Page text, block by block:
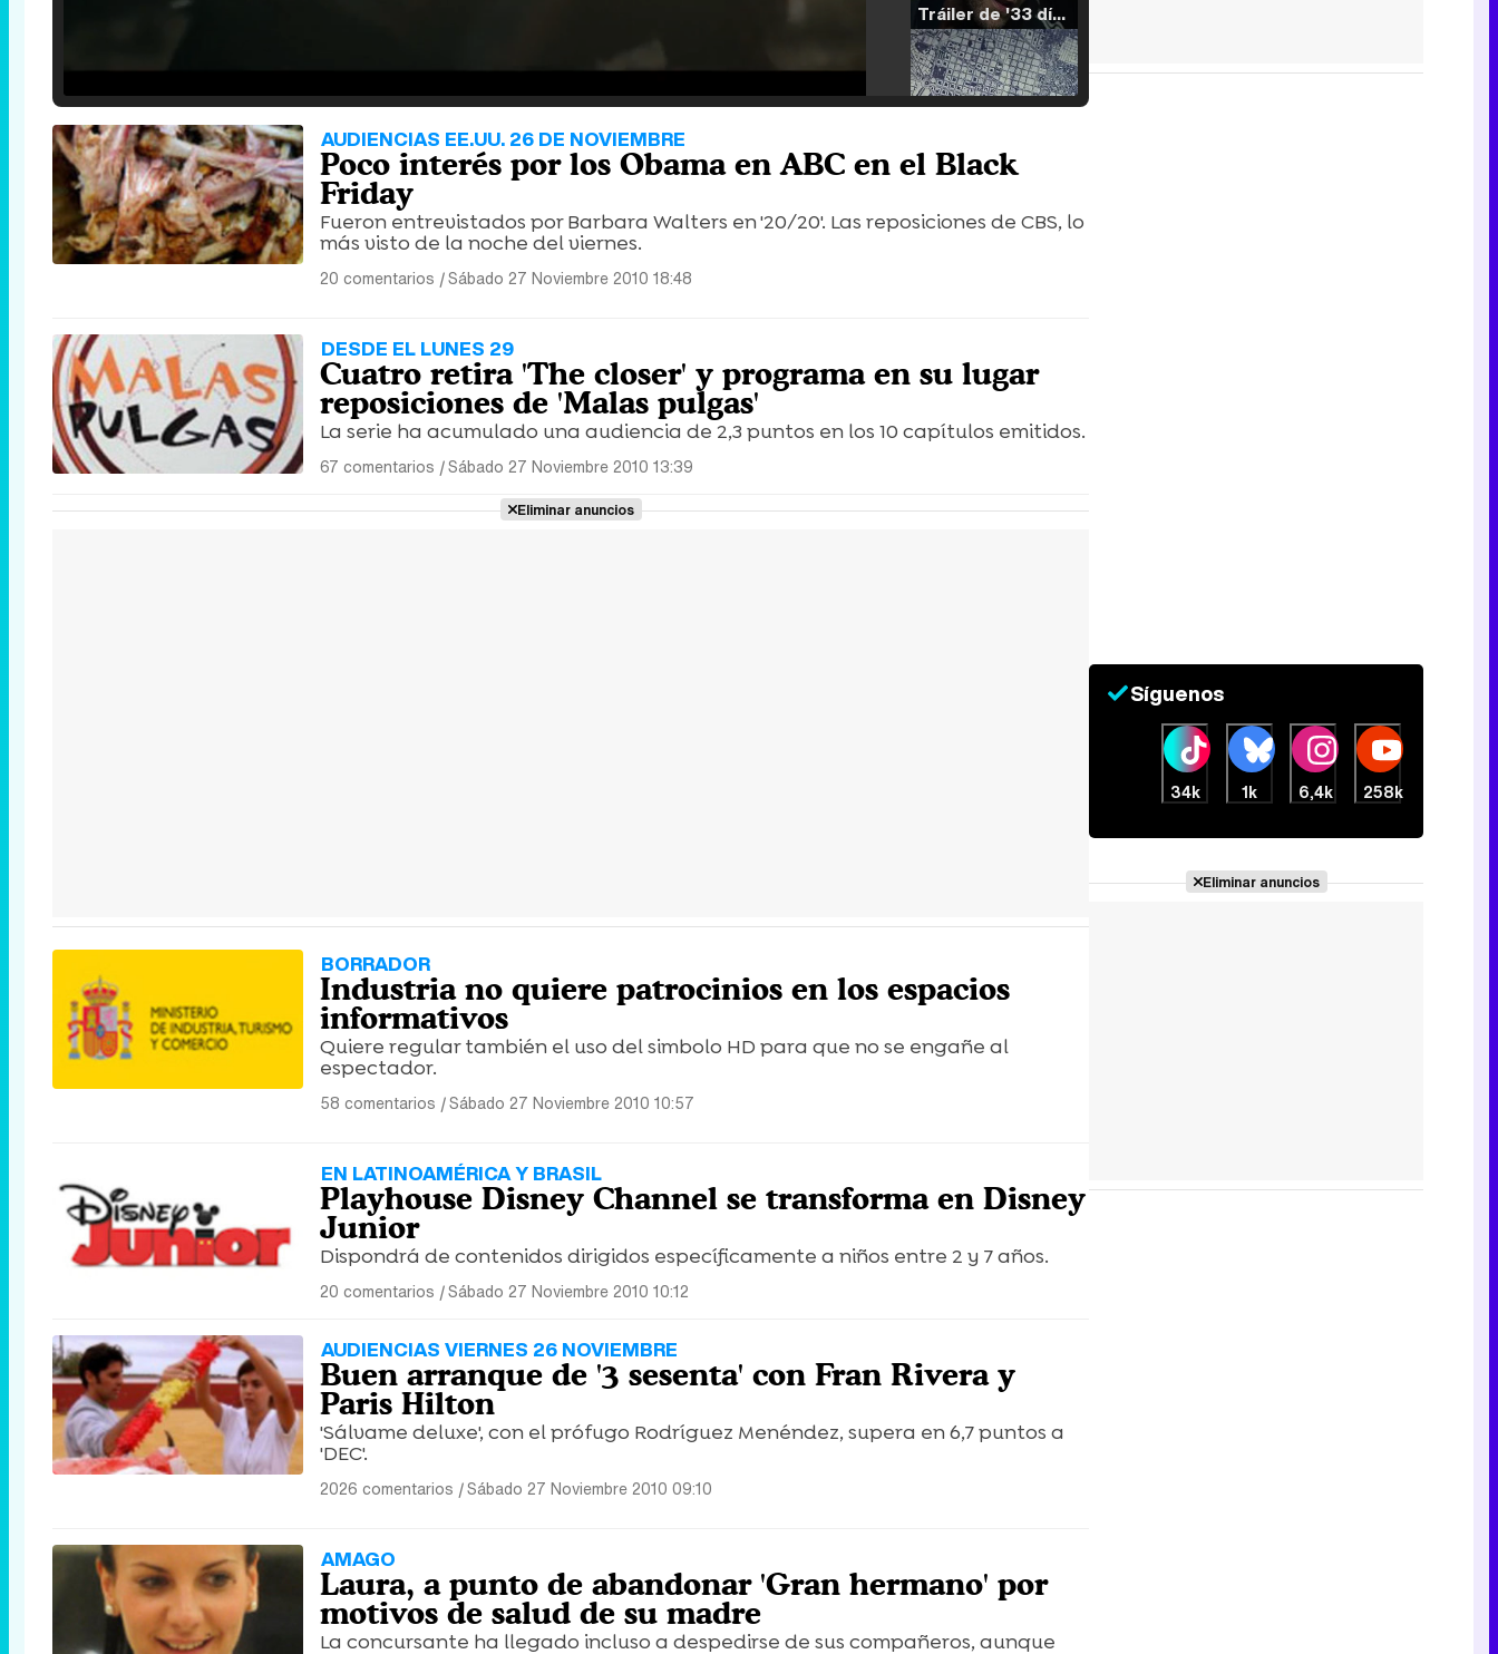
Tráiler de '33 días', la nueva serie de Atresplayer con Julián Villagrán y José Manuel Poga
AUDIENCIAS EE.UU. 26 DE NOVIEMBRE
Poco interés por los Obama en ABC en el Black
Friday
Fueron entrevistados por Barbara Walters en '20/20'. Las reposiciones de CBS, lo
más visto de la noche del viernes.
20 comentarios |Sábado 27 Noviembre 2010 18:48
DESDE EL LUNES 29
Cuatro retira 'The closer' y programa en su lugar
reposiciones de 'Malas pulgas'
La serie ha acumulado una audiencia de 2,3 puntos en los 10 capítulos emitidos.
67 comentarios |Sábado 27 Noviembre 2010 13:39
Eliminar anuncios
BORRADOR
Industria no quiere patrocinios en los espacios
informativos
Quiere regular también el uso del simbolo HD para que no se engañe al
espectador.
58 comentarios |Sábado 27 Noviembre 2010 10:57
EN LATINOAMÉRICA Y BRASIL
Playhouse Disney Channel se transforma en Disney
Junior
Dispondrá de contenidos dirigidos específicamente a niños entre 2 y 7 años.
20 comentarios |Sábado 27 Noviembre 2010 10:12
AUDIENCIAS VIERNES 26 NOVIEMBRE
Buen arranque de '3 sesenta' con Fran Rivera y
Paris Hilton
'Sálvame deluxe', con el prófugo Rodríguez Menéndez, supera en 6,7 puntos a
'DEC'.
2026 comentarios |Sábado 27 Noviembre 2010 09:10
AMAGO
Laura, a punto de abandonar 'Gran hermano' por
motivos de salud de su madre
La concursante ha llegado incluso a despedirse de sus compañeros, aunque
Síguenos
34k 1k 6,4k 258k
Eliminar anuncios